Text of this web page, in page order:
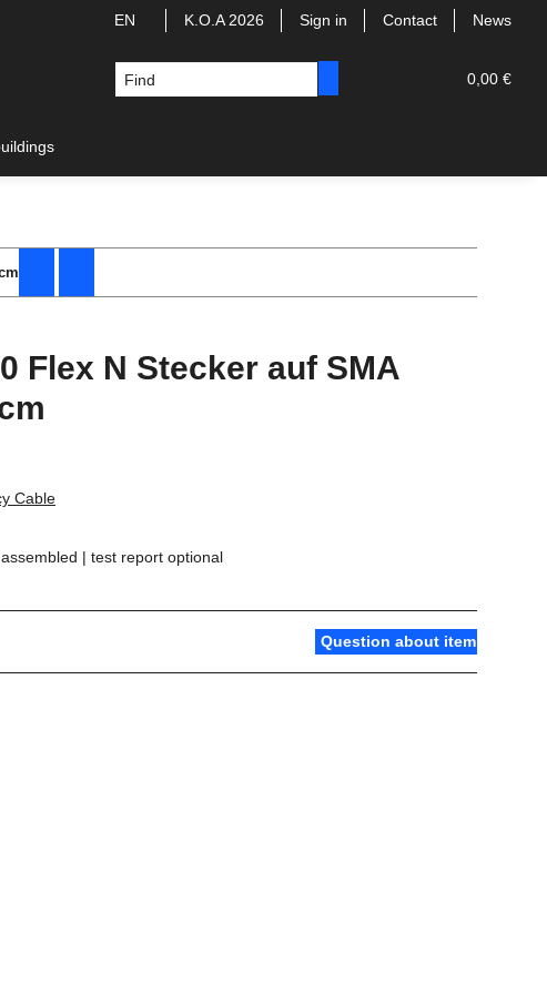
EN K.O.A 2026 Sign in Contact News
0,00 €
Flex N Stecker auf SMA
Cable
| test report optional
Question about item